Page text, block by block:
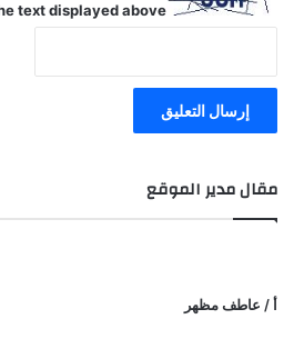
text displayed above:
مقال مدير الموقع
أ / عاطف مظهر